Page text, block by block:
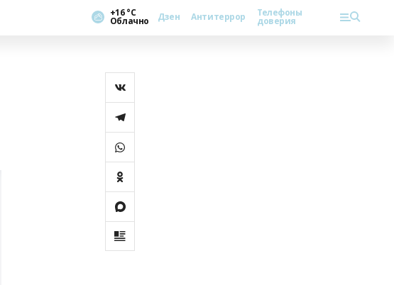
+16 °С
Облачно Дзен Антитеррор Телефоны
доверия